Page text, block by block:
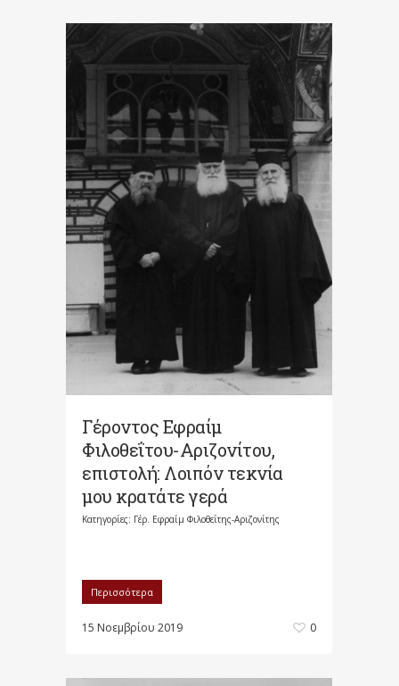
Γέροντος Εφραίμ
Φιλοθεΐτου-Αριζονίτου,
επιστολή: Λοιπόν τεκνία
μου κρατάτε γερά
Κατηγορίες: Γέρ. Εφραίμ Φιλοθεΐτης-Αριζονίτης
Περισσότερα
15 Νοεμβρίου 2019 0